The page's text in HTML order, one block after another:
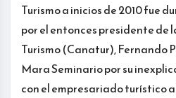
Turismo a inicios de 2010 fue
por el entonces presidente de
Turismo (Canatur), Fernando
Mara Seminario por su
con el empresariado turístico